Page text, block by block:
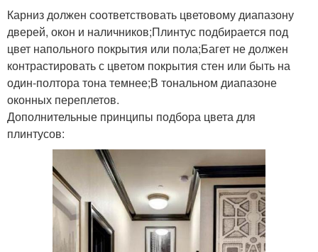
Карниз должен соответствовать цветовому диапазону
дверей, окон и наличников;Плинтус подбирается под
цвет напольного покрытия или пола;Багет не должен
контрастировать с цветом покрытия стен или быть на
один-полтора тона темнее;В тональном диапазоне
оконных переплетов.
Дополнительные принципы подбора цвета для
плинтусов: